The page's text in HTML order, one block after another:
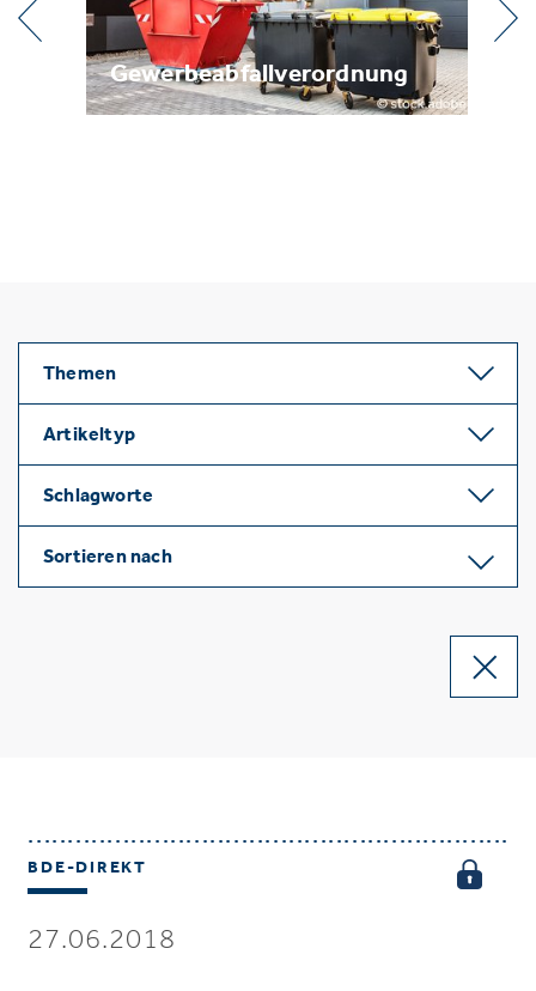
Gewerbeabfallverordnung
Themen
Artikeltyp
Schlagworte
Sortieren nach
BDE-DIREKT
27.06.2018